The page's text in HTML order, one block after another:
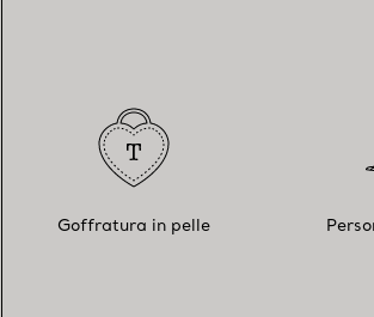
Goffratura in pelle